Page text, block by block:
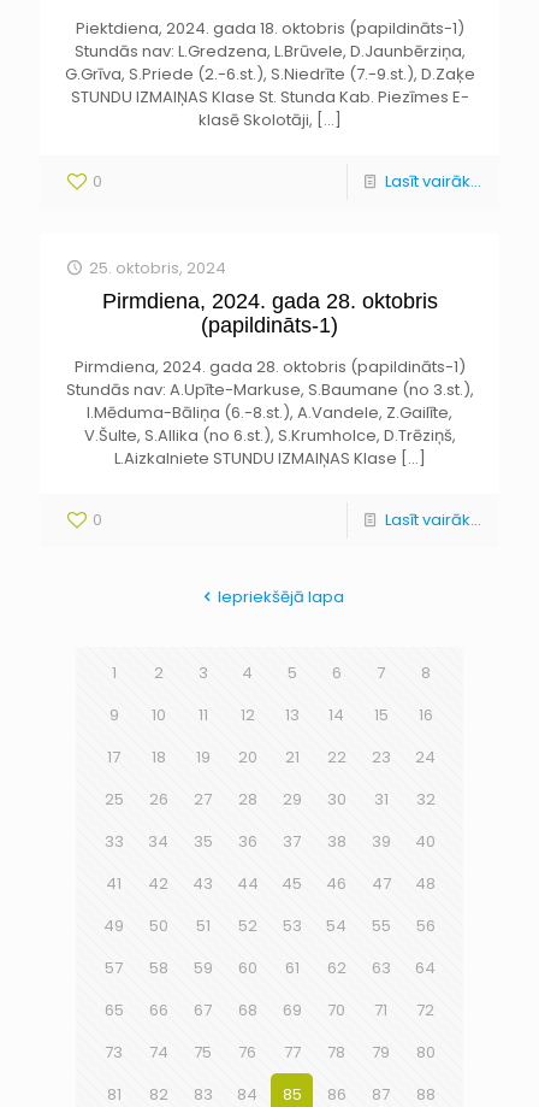
Piektdiena, 2024. gada 18. oktobris (papildināts-1)
Stundās nav: L.Gredzena, L.Brūvele, D.Jaunbērziņa,
G.Grīva, S.Priede (2.-6.st.), S.Niedrīte (7.-9.st.), D.Zaķe
STUNDU IZMAIŅAS Klase St. Stunda Kab. Piezīmes E-
klasē Skolotāji, […]
0 Lasīt vairāk...
25. oktobris, 2024
Pirmdiena, 2024. gada 28. oktobris
(papildināts-1)
Pirmdiena, 2024. gada 28. oktobris (papildināts-1)
Stundās nav: A.Upīte-Markuse, S.Baumane (no 3.st.),
I.Mēduma-Bāliņa (6.-8.st.), A.Vandele, Z.Gailīte,
V.Šulte, S.Allika (no 6.st.), S.Krumholce, D.Trēziņš,
L.Aizkalniete STUNDU IZMAIŅAS Klase […]
0 Lasīt vairāk...
Iepriekšējā lapa
1 2 3 4 5 6 7
8
9
10 11 12 13 14 15
16
17
18 19 20 21 22 23
24
25
26 27 28 29 30 31
32
33
34 35 36 37 38 39
40
41
42 43 44 45 46 47
48
49
50 51 52 53 54 55
56
57
58 59 60 61 62 63
64
65
66 67 68 69 70 71
72
73
74 75 76 77 78 79
80
81
82 83 84 85 86 87
88